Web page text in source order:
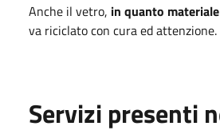
Anche il vetro, in quanto
va riciclato con cura ed attenzione.
Servizi presenti